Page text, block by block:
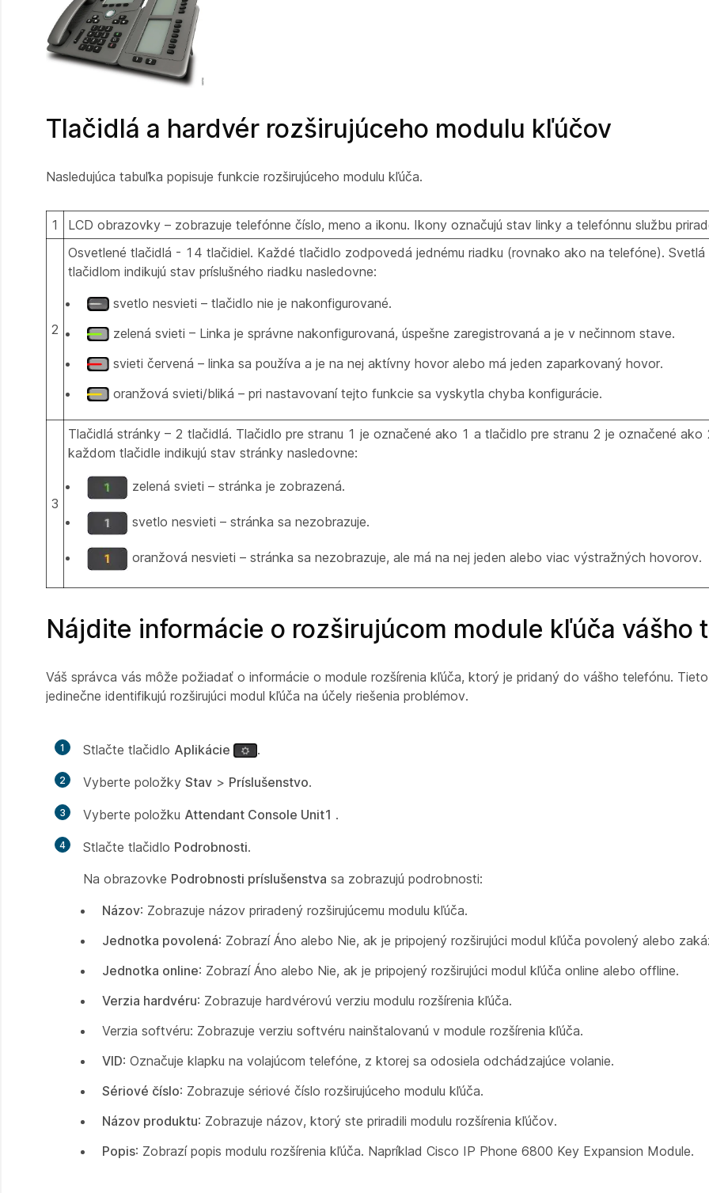
Tlačidlá a hardvér rozširujúceho modulu kľúčov
Nasledujúca tabuľka popisuje funkcie rozširujúceho modulu kľúča.
1 LCD obrazovky – zobrazuje telefónne číslo, meno a ikonu. Ikony označujú stav linky a telefónnu službu
2
Osvetlené tlačidlá - 14 tlačidiel. Každé tlačidlo zodpovedá jednému riadku (rovnako ako na telefóne).
tlačidlom indikujú stav príslušného riadku nasledovne:
svetlo nesvieti – tlačidlo nie je nakonfigurované.
zelená svieti – Linka je správne nakonfigurovaná, úspešne zaregistrovaná a je v nečinnom stave.
svieti červená – linka sa používa a je na nej aktívny hovor alebo má jeden zaparkovaný hovor.
oranžová svieti/bliká – pri nastavovaní tejto funkcie sa vyskytla chyba konfigurácie.
3
Tlačidlá stránky – 2 tlačidlá. Tlačidlo pre stranu 1 je označené ako 1 a tlačidlo pre stranu 2 je označené ako
každom tlačidle indikujú stav stránky nasledovne:
zelená svieti – stránka je zobrazená.
svetlo nesvieti – stránka sa nezobrazuje.
oranžová nesvieti – stránka sa nezobrazuje, ale má na nej jeden alebo viac výstražných hovorov.
Nájdite informácie o rozširujúcom module kľúča vášho
Váš správca vás môže požiadať o informácie o module rozšírenia kľúča, ktorý je pridaný do vášho telefónu.
jedinečne identifikujú rozširujúci modul kľúča na účely riešenia problémov.
1 Stlačte tlačidlo Aplikácie .
2 Vyberte položky Stav > Príslušenstvo.
3 Vyberte položku Attendant Console Unit1 .
4 Stlačte tlačidlo Podrobnosti.
Na obrazovke Podrobnosti príslušenstva sa zobrazujú podrobnosti:
Názov: Zobrazuje názov priradený rozširujúcemu modulu kľúča.
Jednotka povolená: Zobrazí Áno alebo Nie, ak je pripojený rozširujúci modul kľúča povolený alebo
Jednotka online: Zobrazí Áno alebo Nie, ak je pripojený rozširujúci modul kľúča online alebo offline.
Verzia hardvéru: Zobrazuje hardvérovú verziu modulu rozšírenia kľúča.
Verzia softvéru: Zobrazuje verziu softvéru nainštalovanú v module rozšírenia kľúča.
VID: Označuje klapku na volajúcom telefóne, z ktorej sa odosiela odchádzajúce volanie.
Sériové číslo: Zobrazuje sériové číslo rozširujúceho modulu kľúča.
Názov produktu: Zobrazuje názov, ktorý ste priradili modulu rozšírenia kľúčov.
Popis: Zobrazí popis modulu rozšírenia kľúča. Napríklad Cisco IP Phone 6800 Key Expansion Module.